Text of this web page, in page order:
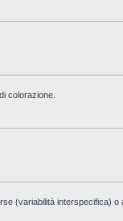
colorazione.
(variabilità interspecifica)